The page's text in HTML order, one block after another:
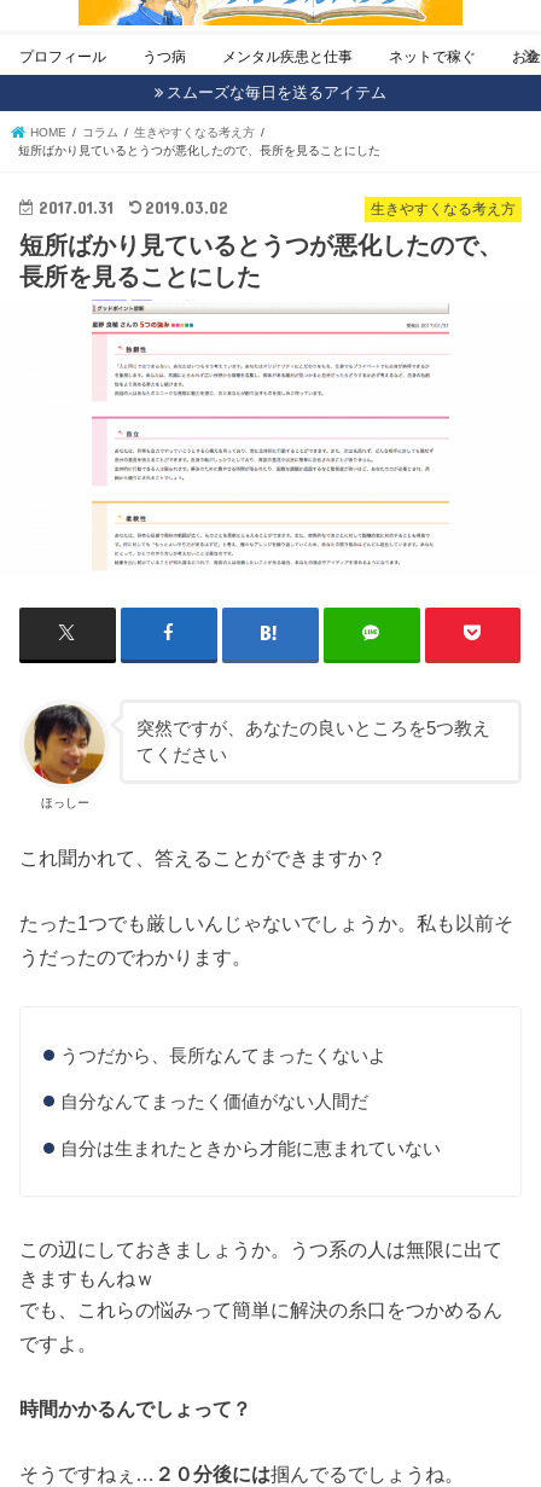
プロフィール うつ病 メンタル疾患と仕事 ネットで稼ぐ お
スムーズな毎日を送るアイテム
HOME コラム
生きやすくなる考え方
短所ばかり見ているとうつが悪化したので、長所を見ることにした
生きやすくなる考え方
2017.01.31 2019.03.02
短所ばかり見ているとうつが悪化したので、
長所を見ることにした
ほっしー
突然ですが、あなたの良いところを5つ教え
てください
これ聞かれて、答えることができますか？
たった1つでも厳しいんじゃないでしょうか。私も以前そ
うだったのでわかります。
うつだから、長所なんてまったくないよ
自分なんてまったく価値がない人間だ
自分は生まれたときから才能に恵まれていない
この辺にしておきましょうか。うつ系の人は無限に出て
きますもんねｗ
でも、これらの悩みって簡単に解決の糸口をつかめるん
ですよ。
時間かかるんでしょって？
そうですねぇ… ２０分後には掴んでるでしょうね。